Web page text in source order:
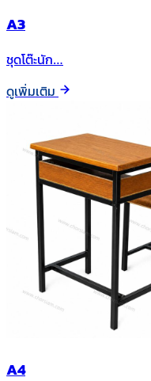
A3
ชุดโต๊ะนัก…
ดูเพิ่มเติม
A4